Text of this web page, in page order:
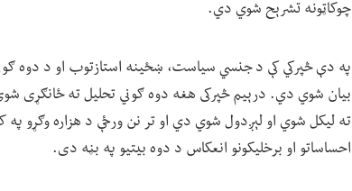
چوکاټونه تشرېح شوي دي.
په دې څپرکي کې د جنسي سیاست، ښځینه استازتوب او د دوه
بیان شوي دي. درېیم څپرکی هغه دوه ګوني تحلیل ته ځانګړی
ته لیکل شوي او لېږدول شوي دي او تر نن ورځې د هزاره وګړو
احساساتو او برخلیکونو انعکاس د دوه بیتیو په بڼه دی.